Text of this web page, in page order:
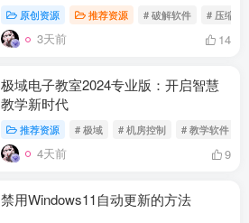
原创资源 推荐资源 # 破解软件 # 压缩软
3天前 14
极域电子教室2024专业版：开启智慧
教学新时代
推荐资源 # 极域 # 机房控制 # 教学软件
4天前 9
禁用Windows11自动更新的方法